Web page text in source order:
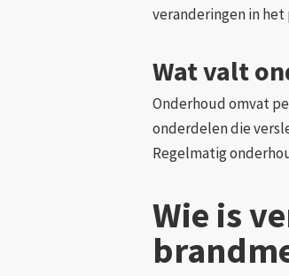
veranderingen in het
Wat valt
Onderhoud omvat
onderdelen die
Regelmatig
Wie is